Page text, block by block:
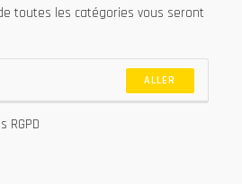
toutes les catégories vous seront
ALLER
RGPD